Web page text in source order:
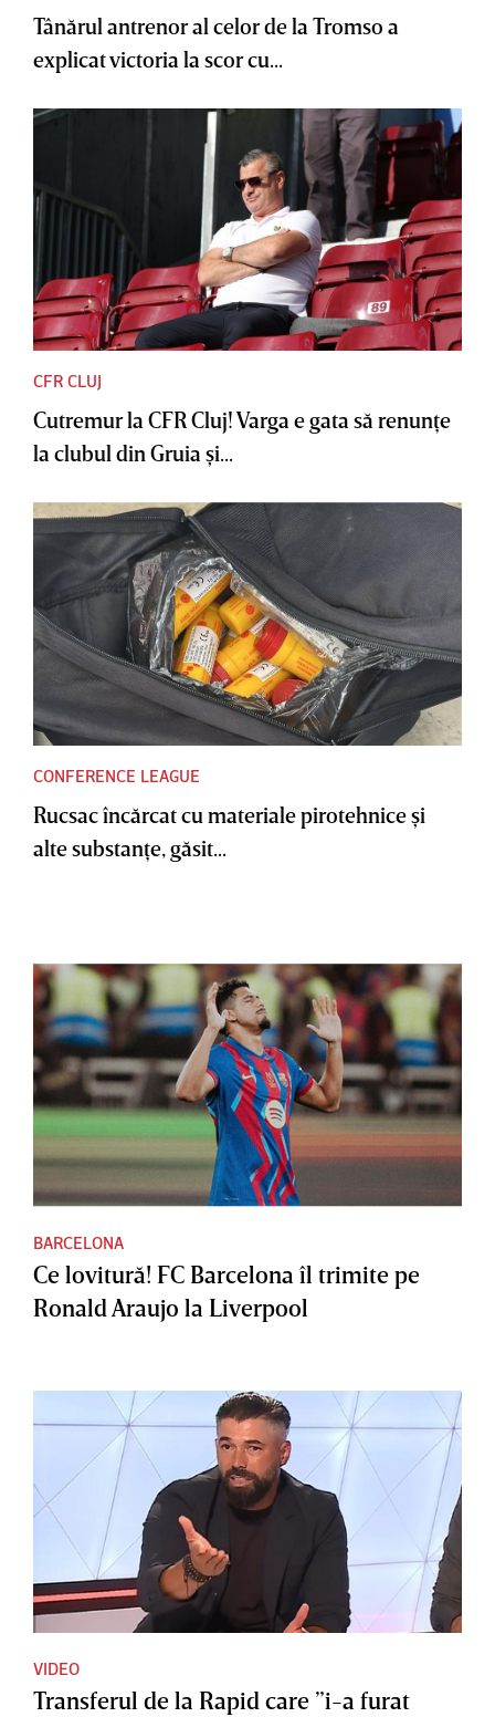
Tânărul antrenor al celor de la Tromso a
explicat victoria la scor cu...
CFR CLUJ
Cutremur la CFR Cluj! Varga e gata să renunţe
la clubul din Gruia şi...
CONFERENCE LEAGUE
Rucsac încărcat cu materiale pirotehnice şi
alte substanţe, găsit...
BARCELONA
Ce lovitură! FC Barcelona îl trimite pe
Ronald Araujo la Liverpool
VIDEO
Transferul de la Rapid care ”i-a furat